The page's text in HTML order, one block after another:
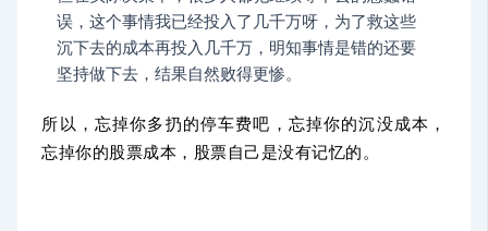
误，这个事情我已经投入了几千万呀，为了救这些
沉下去的成本再投入几千万，明知事情是错的还要
坚持做下去，结果自然败得更惨。
所以，忘掉你多扔的停车费吧，忘掉你的沉没成本，
忘掉你的股票成本，股票自己是没有记忆的。